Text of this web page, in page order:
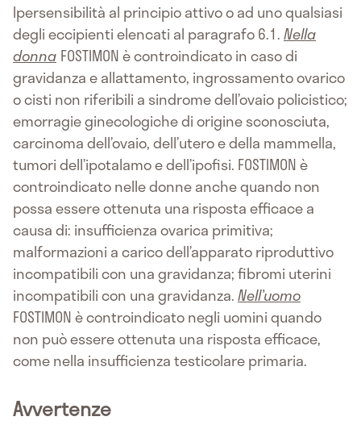
Ipersensibilità al principio attivo o ad uno qualsiasi
degli eccipienti elencati al paragrafo 6.1.Nella
donna FOSTIMON è controindicato in caso di
gravidanza e allattamento, ingrossamento ovarico
o cisti non riferibili a sindrome dell’ovaio policistico;
emorragie ginecologiche di origine sconosciuta,
carcinoma dell’ovaio, dell’utero e della mammella,
tumori dell’ipotalamo e dell’ipofisi. FOSTIMON è
controindicato nelle donne anche quando non
possa essere ottenuta una risposta efficace a
causa di: insufficienza ovarica primitiva;
malformazioni a carico dell’apparato riproduttivo
incompatibili con una gravidanza; fibromi uterini
incompatibili con una gravidanza.Nell’uomo
FOSTIMON è controindicato negli uomini quando
non può essere ottenuta una risposta efficace,
come nella insufficienza testicolare primaria.
Avvertenze